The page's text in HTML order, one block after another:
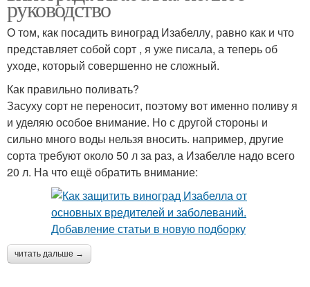
руководство
О том, как посадить виноград Изабеллу, равно как и что
представляет собой сорт , я уже писала, а теперь об
уходе, который совершенно не сложный.
Как правильно поливать?
Засуху сорт не переносит, поэтому вот именно поливу я
и уделяю особое внимание. Но с другой стороны и
сильно много воды нельзя вносить. например, другие
сорта требуют около 50 л за раз, а Изабелле надо всего
20 л. На что ещё обратить внимание:
читать дальше →